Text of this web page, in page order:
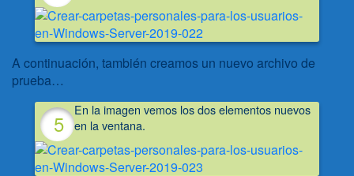
A continuación, también creamos un nuevo archivo de
prueba…
En la imagen vemos los dos elementos nuevos
en la ventana.